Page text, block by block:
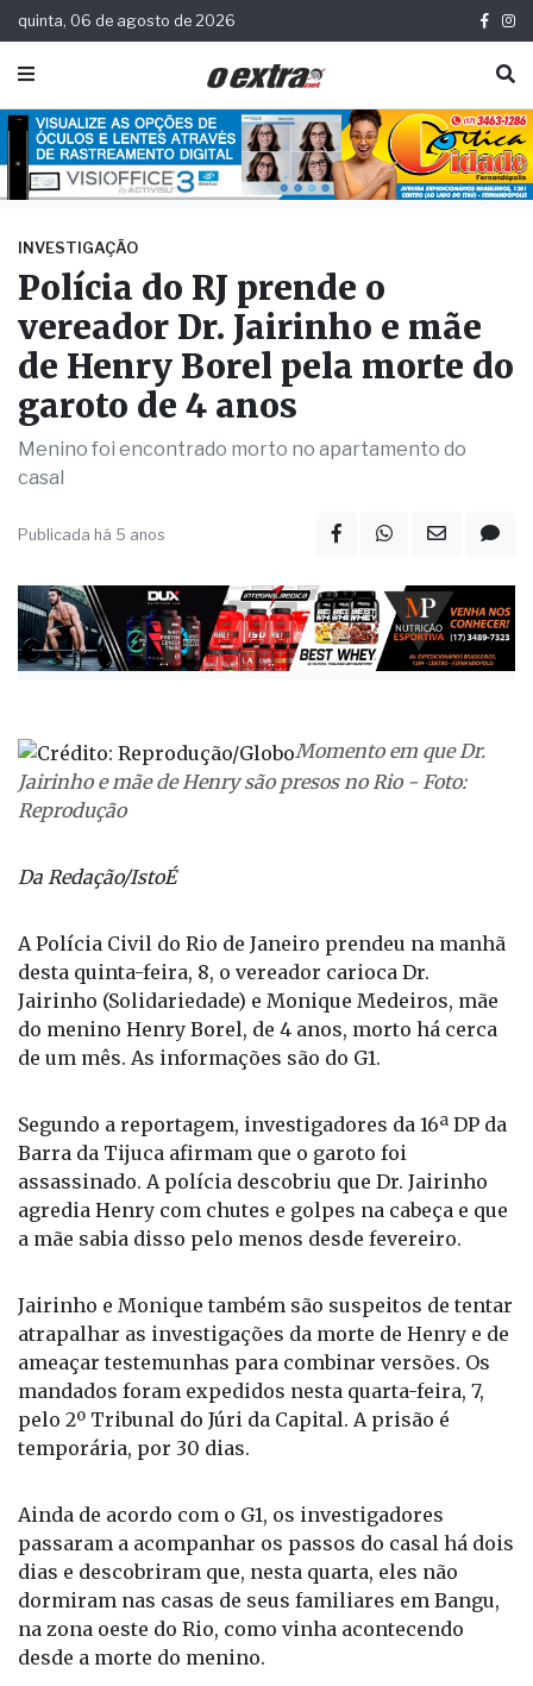
quinta, 06 de agosto de 2026
INVESTIGAÇÃO
Polícia do RJ prende o
vereador Dr. Jairinho e mãe
de Henry Borel pela morte do
garoto de 4 anos
Menino foi encontrado morto no apartamento do
Momento em que Dr.
Jairinho e mãe de Henry são presos no Rio - Foto:
A Polícia Civil do Rio de Janeiro prendeu na manhã
desta quinta-feira, 8, o vereador carioca Dr.
Jairinho (Solidariedade) e Monique Medeiros, mãe
do menino Henry Borel, de 4 anos, morto há cerca
Segundo a reportagem, investigadores da 16ª DP da
Barra da Tijuca afirmam que o garoto foi
assassinado. A polícia descobriu que Dr. Jairinho
agredia Henry com chutes e golpes na cabeça e que
Jairinho e Monique também são suspeitos de tentar
atrapalhar as investigações da morte de Henry e de
ameaçar testemunhas para combinar versões. Os
mandados foram expedidos nesta quarta-feira, 7,
pelo 2º Tribunal do Júri da Capital. A prisão é
Ainda de acordo com o G1, os investigadores
passaram a acompanhar os passos do casal há dois
dias e descobriram que, nesta quarta, eles não
dormiram nas casas de seus familiares em Bangu,
na zona oeste do Rio, como vinha acontecendo